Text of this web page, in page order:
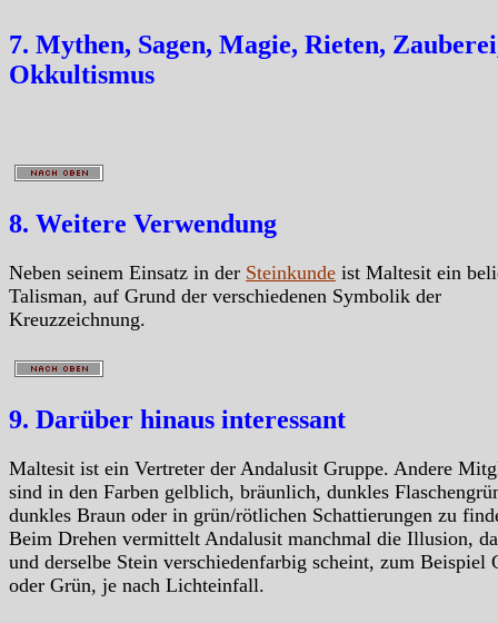
7. Mythen, Sagen, Magie, Rieten,
Okkultismus
8. Weitere Verwendung
Neben seinem Einsatz in der Steinkunde ist Maltesit ein
Talisman, auf Grund der verschiedenen Symbolik der
Kreuzzeichnung.
9. Darüber hinaus interessant
Maltesit ist ein Vertreter der Andalusit Gruppe. Andere
sind in den Farben gelblich, bräunlich, dunkles
dunkles Braun oder in grün/rötlichen Schattierungen zu
Beim Drehen vermittelt Andalusit manchmal die Illusion,
und derselbe Stein verschiedenfarbig scheint, zum Beispiel
oder Grün, je nach Lichteinfall.